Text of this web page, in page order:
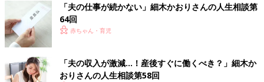
「夫の仕事が続かない」細木かおりさんの人生相談第
64回
赤ちゃん・育児
「夫の収入が激減…！産後すぐに働くべき？」細木か
おりさんの人生相談第58回